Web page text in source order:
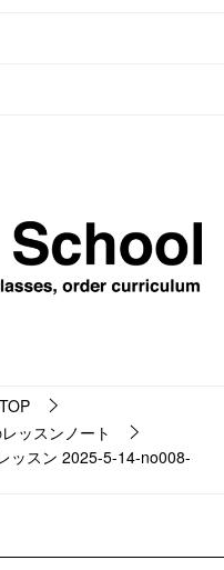
TOP
ッスンノート
ッスン 2025-5-14-no008-